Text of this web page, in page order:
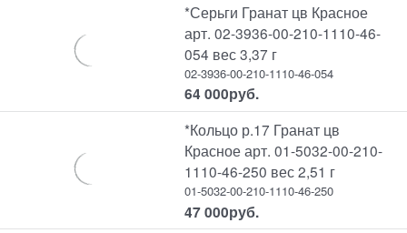
*Серьги Гранат цв Красное
арт. 02-3936-00-210-1110-46-
054 вес 3,37 г
02-3936-00-210-1110-46-054
64 000руб.
*Кольцо р.17 Гранат цв
Красное арт. 01-5032-00-210-
1110-46-250 вес 2,51 г
01-5032-00-210-1110-46-250
47 000руб.